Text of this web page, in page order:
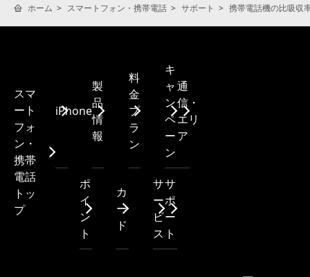
ホーム スマートフォン・携帯電話 サポート 携帯電話機の比吸収
スマ
ート
フォ
ン・
携帯
電話
トッ
プ
iPhone
製
品
情
報
料
金
プ
ラ
ン
キ
ャ
ン
ペ
ー
ン
通
信・
エリ
ア
ポ
イ
ン
ト
カ
ー
ド
サ
ー
ビ
ス
サ
ポ
ー
ト